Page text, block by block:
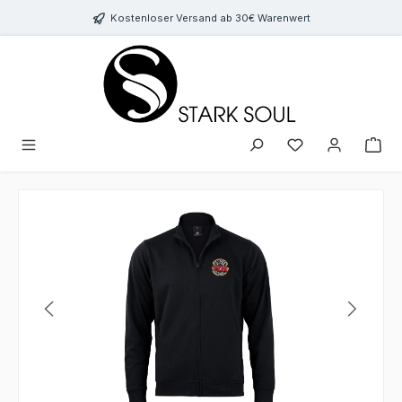
Zum Hauptinhalt springenKostenloser Versand ab 30€ Warenwert